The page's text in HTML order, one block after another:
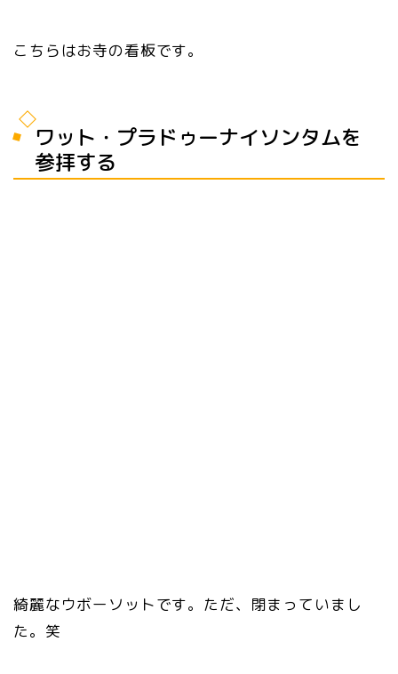
こちらはお寺の看板です。
ワット・プラドゥーナイソンタムを
参拝する
綺麗なウボーソットです。ただ、閉まっていまし
た。笑